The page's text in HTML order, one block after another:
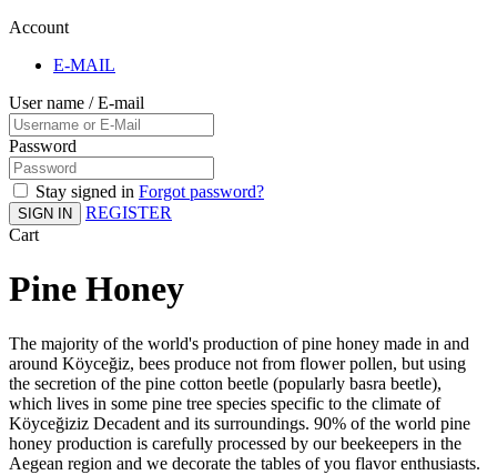
Account
E-MAIL
User name / E-mail
Password
Stay signed in Forgot password?
SIGN IN
REGISTER
Cart
Pine Honey
The majority of the world's production of pine honey made in and
around Köyceğiz, bees produce not from flower pollen, but using
the secretion of the pine cotton beetle (popularly basra beetle),
which lives in some pine tree species specific to the climate of
Köyceğiziz Decadent and its surroundings. 90% of the world pine
honey production is carefully processed by our beekeepers in the
Aegean region and we decorate the tables of you flavor enthusiasts.